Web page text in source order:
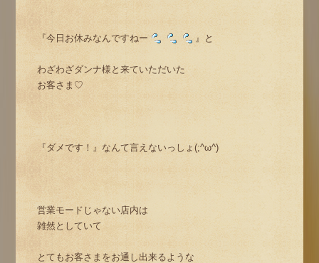
『今日お休みなんですねー 』と
わざわざダンナ様と来ていただいた
お客さま♡
『ダメです！』なんて言えないっしょ(;^ω^)
営業モードじゃない店内は
雑然としていて
とてもお客さまをお通し出来るような